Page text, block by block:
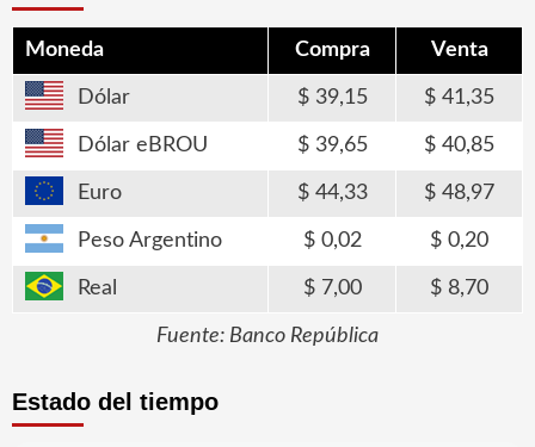
Moneda Compra Venta
Dólar 39,15 41,35
Dólar eBROU 39,65 40,85
Euro 44,33 48,97
Peso Argentino 0,02 0,20
Real 7,00 8,70
Fuente: Banco República
Estado del tiempo